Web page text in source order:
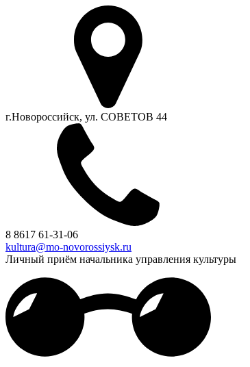
г.Новороссийск, ул. СОВЕТОВ 44
8 8617 61-31-06
kultura@mo-novorossiysk.ru
Личный приём начальника управления культуры